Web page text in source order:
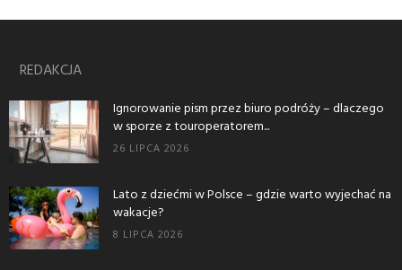
REDAKCJA
Ignorowanie pism przez biuro podróży – dlaczego
w sporze z touroperatorem...
26 LIPCA 2026
Lato z dziećmi w Polsce – gdzie warto wyjechać na
wakacje?
8 LIPCA 2026